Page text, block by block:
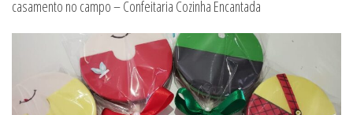
casamento no campo – Confeitaria Cozinha Encantada